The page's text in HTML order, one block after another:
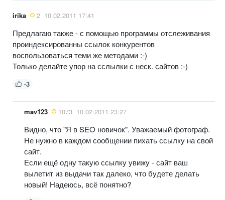
irika 2 10.02.2011 17:41
Предлагаю также - с помощью программы отслеживания
проиндексированны ссылок конкурентов
воспользоваться теми же методами :-)
Только делайте упор на сслылки с неск. сайтов :-)
-3
mav123 1073 10.02.2011 23:27
Видно, что "Я в SEO новичок". Уважаемый фотограф.
Не нужно в каждом сообщении пихать ссылку на свой
сайт.
Если ещё одну такую ссылку увижу - сайт ваш
вылетит из выдачи так далеко, что будете делать
новый! Надеюсь, всё понятно?